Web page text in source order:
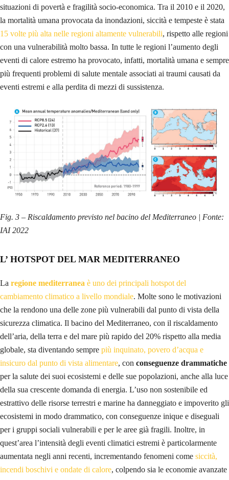
situazioni di povertà e fragilità socio-economica. Tra il 2010 e il 2020,
la mortalità umana provocata da inondazioni, siccità e tempeste è stata
15 volte più alta nelle regioni altamente vulnerabili, rispetto alle regioni
con una vulnerabilità molto bassa. In tutte le regioni l’aumento degli
eventi di calore estremo ha provocato, infatti, mortalità umana e sempre
più frequenti problemi di salute mentale associati ai traumi causati da
eventi estremi e alla perdita di mezzi di sussistenza.
Fig. 3 – Riscaldamento previsto nel bacino del Mediterraneo | Fonte:
IAI 2022
L’ HOTSPOT DEL MAR MEDITERRANEO
La regione mediterranea è uno dei principali hotspot del
cambiamento climatico a livello mondiale. Molte sono le motivazioni
che la rendono una delle zone più vulnerabili dal punto di vista della
sicurezza climatica. Il bacino del Mediterraneo, con il riscaldamento
dell’aria, della terra e del mare più rapido del 20% rispetto alla media
globale, sta diventando sempre più inquinato, povero d’acqua e
insicuro dal punto di vista alimentare, con conseguenze drammatiche
per la salute dei suoi ecosistemi e delle sue popolazioni, anche alla luce
della sua crescente domanda di energia. L’uso non sostenibile ed
estrattivo delle risorse terrestri e marine ha danneggiato e impoverito gli
ecosistemi in modo drammatico, con conseguenze inique e diseguali
per i gruppi sociali vulnerabili e per le aree già fragili. Inoltre, in
quest’area l’intensità degli eventi climatici estremi è particolarmente
aumentata negli anni recenti, incrementando fenomeni come siccità,
incendi boschivi e ondate di calore, colpendo sia le economie avanzate